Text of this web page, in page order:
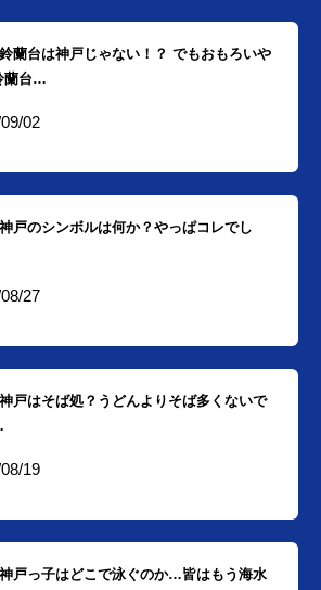
蘭台は神戸じゃない！？ でもおもろいや
蘭台…
02
戸のシンボルは何か？やっぱコレでし
27
戸はそば処？うどんよりそば多くないで
19
戸っ子はどこで泳ぐのか…皆はもう海水